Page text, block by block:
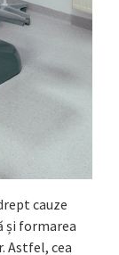
cauze
și formarea
Astfel, cea